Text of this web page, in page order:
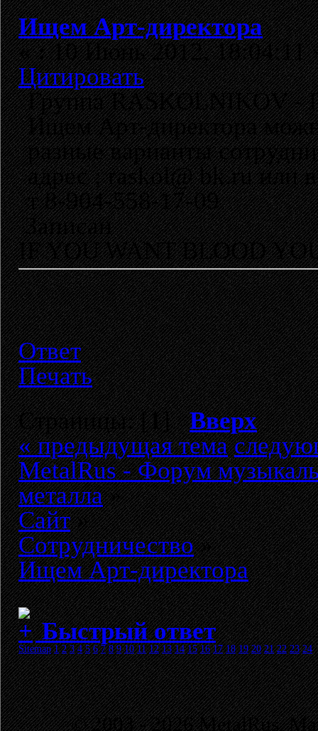
Ищем Арт-директора
«:10 Июнь 2012, 18:04:11
Цитировать
Группа RASKOLNIKOV
Ищем Арт-директора
разные варианты
адрес ; raskol@ bk.ru или
т 8-904-558-17-09
Записан
IF YOU WANT BLOOD
Ответ
Печать
Страницы: [1]Вверх
« предыдущая тема
MetalRus - Форум
металла»
Сайт»
Сотрудничество»
Ищем Арт-директора
Быстрый ответ
Sitemap 1 2 3 4 5 6 7 8 9 10 11 12 13 14 15 16 17 18 19 20 21 22 23 24
© 2003 - 2026 MetalRus.